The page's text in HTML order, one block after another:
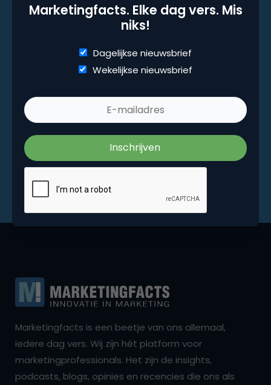
Marketingfacts. Elke dag vers. Mis
niks!
Dagelijkse nieuwsbrief
Wekelijkse nieuwsbrief
Dagelijkse nieuwsbrief
Wekelijkse nieuwsbrief
Marketingfacts is een beetje van ons allemaal,
iedere dag vers. Wij zijn hét platform voor
marketingprofessionals. Het zijn de insights,
podcasts, blogs, opinies en recencies die ons als